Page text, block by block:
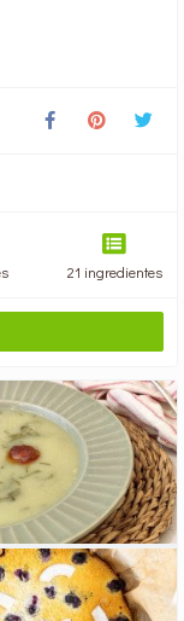
21 ingredientes